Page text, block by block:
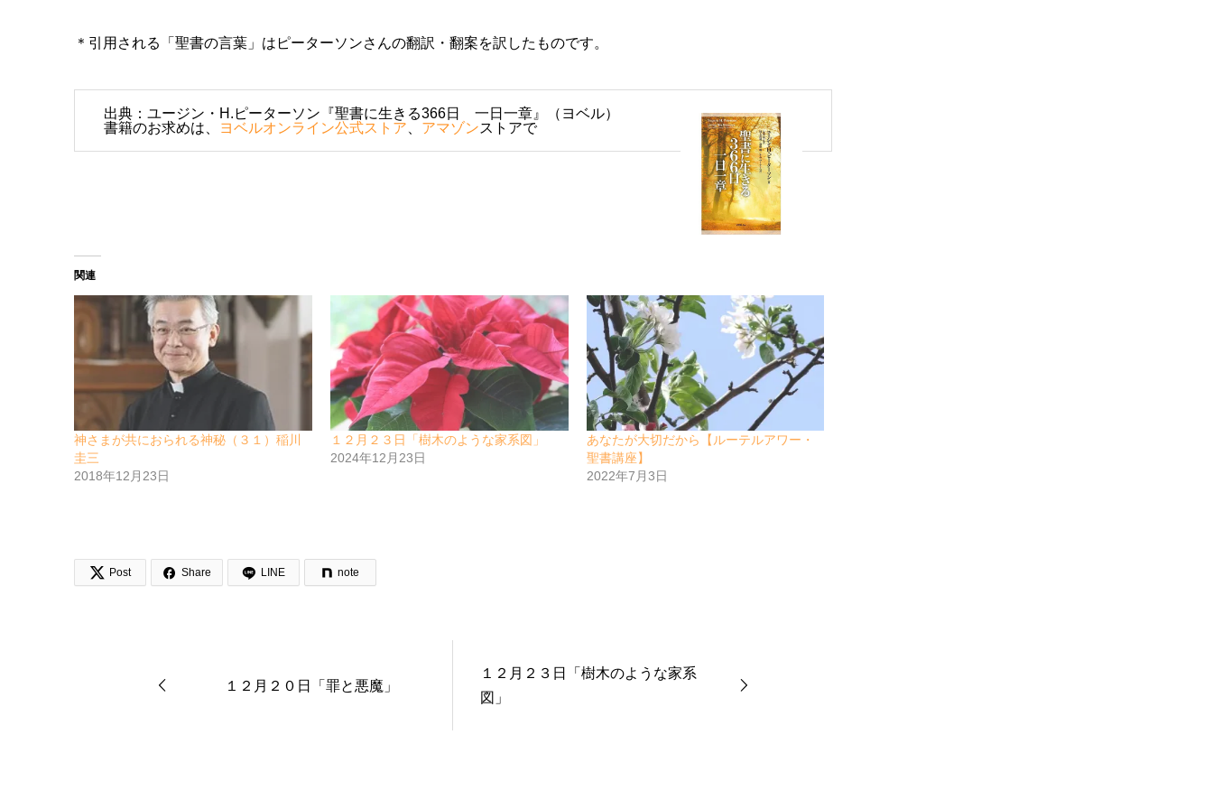
＊引用される「聖書の言葉」はピーターソンさんの翻訳・翻案を訳したものです。
出典：ユージン・H.ピーターソン『聖書に生きる366日 一日一章』（ヨベル）
書籍のお求めは、
ヨベルオンライン公式ストア アマゾンストアで
関連
神さまが共におられる神秘（３１）稲川
圭三
2018年12月23日
１２月２３日「樹木のような家系図」
2024年12月23日
あなたが大切だから【ルーテルアワー・
聖書講座】
2022年7月3日
 Post  Share LINE note
１２月２０日「罪と悪魔」
１２月２３日「樹木のような家系
図」